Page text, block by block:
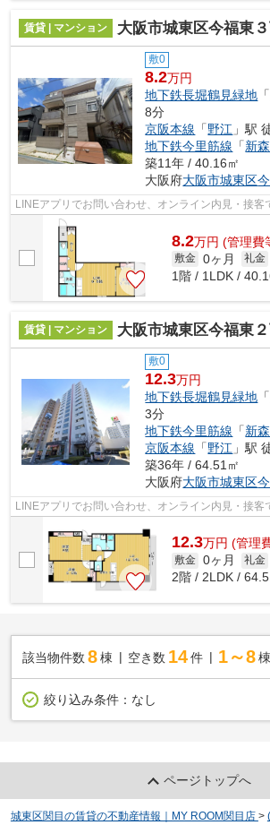
賃貸 | マンション 大阪市城東区今福東３丁目
敷0
8.2万円
地下鉄長堀鶴見緑地 「
8分
京阪本線 「野江 」駅
地下鉄今里筋線 「新
築11年 / 40.16㎡
大阪府大阪市城東区
LINEアプリでお問い合わせ、オンライン内見・接客
8.2万円 (管理費
敷金 0ヶ月 礼金
1階 / 1LDK /
賃貸 | マンション 大阪市城東区今福東２丁目
敷0
12.3万円
地下鉄長堀鶴見緑地 「
3分
地下鉄今里筋線 「新
京阪本線 「野江 」駅
築36年 / 64.51㎡
大阪府大阪市城東区
LINEアプリでお問い合わせ、オンライン内見・接客
12.3万円 (管理
敷金 0ヶ月 礼金
2階 / 2LDK /
該当物件数 8棟 空き数 14 件 1～8
絞り込み条件： なし
ページトップへ
城東区関目の賃貸の不動産情報｜MY ROOM関目店 >